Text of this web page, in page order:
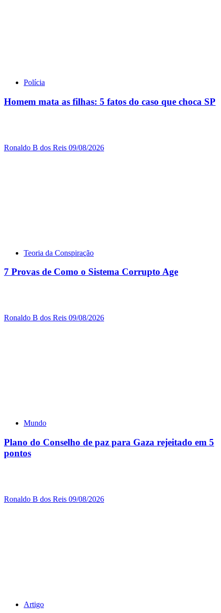
Polícia
Homem mata as filhas: 5 fatos do caso que choca SP
Ronaldo B dos Reis 09/08/2026
Teoria da Conspiração
7 Provas de Como o Sistema Corrupto Age
Ronaldo B dos Reis 09/08/2026
Mundo
Plano do Conselho de paz para Gaza rejeitado em 5
pontos
Ronaldo B dos Reis 09/08/2026
Artigo